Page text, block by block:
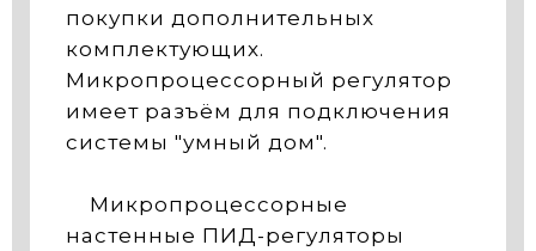
покупки дополнительных
комплектующих.
Микропроцессорный регулятор
имеет разъём для подключения
системы "умный дом".
Микропроцессорные
настенные ПИД-регуляторы